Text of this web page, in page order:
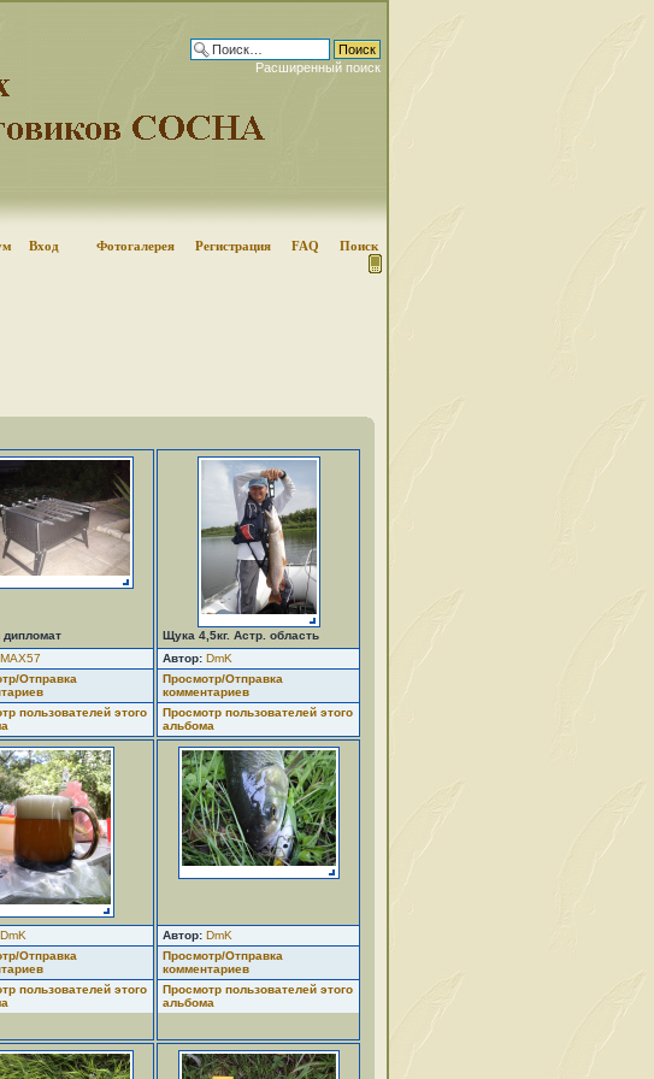
Расширенный поиск
Вход Фотогалерея Регистрация FAQ Поиск
дипломат
MAX57
Отправка
пользователей этого
Щука 4,5кг. Астр. область
Автор: DmK
Просмотр/Отправка
комментариев
Просмотр пользователей этого
альбома
DmK
Отправка
пользователей этого
Автор: DmK
Просмотр/Отправка
комментариев
Просмотр пользователей этого
альбома